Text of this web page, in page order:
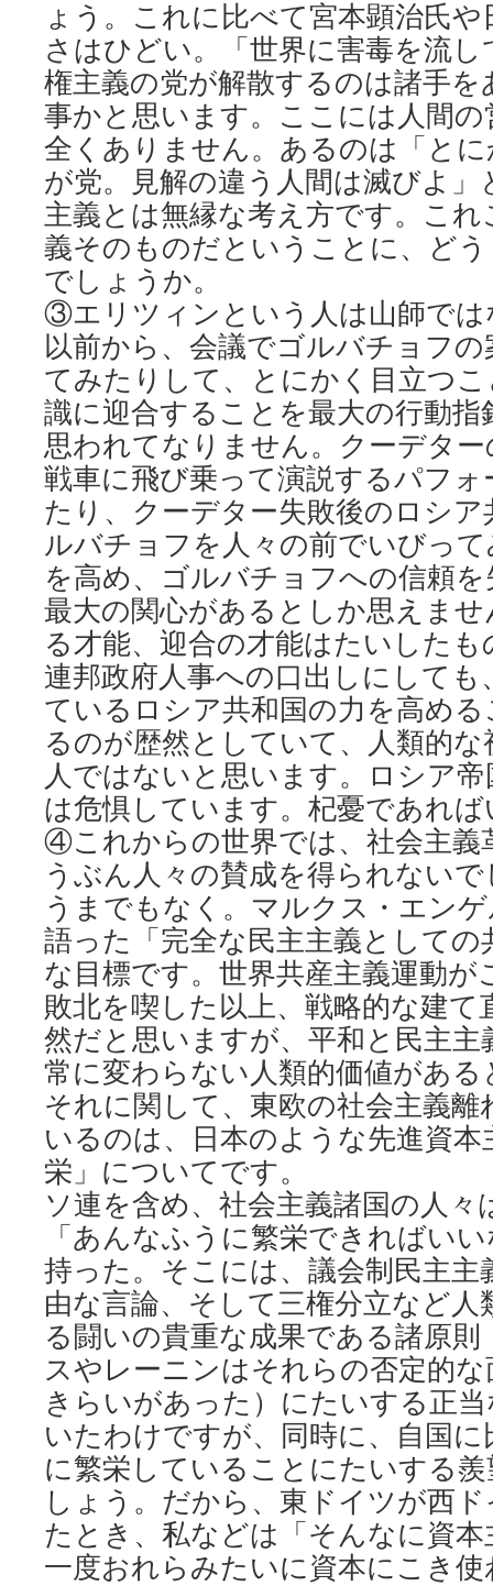
ょう。これに比べて宮本顕治氏
さはひどい。「世界に害毒を流
権主義の党が解散するのは諸手
事かと思います。ここには人間
全くありません。あるのは「と
が党。見解の違う人間は滅びよ
主義とは無縁な考え方です。こ
義そのものだということに、ど
でしょうか。
③エリツィンという人は山師では
以前から、会議でゴルバチョフ
てみたりして、とにかく目立つ
識に迎合することを最大の行動
思われてなりません。クーデタ
戦車に飛び乗って演説するパフ
たり、クーデター失敗後のロシア
ルバチョフを人々の前でいびっ
を高め、ゴルバチョフへの信頼
最大の関心があるとしか思えま
る才能、迎合の才能はたいした
連邦政府人事への口出しにしても
ているロシア共和国の力を高め
るのが歴然としていて、人類的
人ではないと思います。ロシア
は危惧しています。杞憂であれ
④これからの世界では、社会主義
うぶん人々の賛成を得られない
うまでもなく。マルクス・エン
語った「完全な民主主義としての
な目標です。世界共産主義運動が
敗北を喫した以上、戦略的な建て
然だと思いますが、平和と民主
常に変わらない人類的価値がある
それに関して、東欧の社会主義
いるのは、日本のような先進資本
栄」についてです。
ソ連を含め、社会主義諸国の人々
「あんなふうに繁栄できればい
持った。そこには、議会制民主主
由な言論、そして三権分立など人
る闘いの貴重な成果である諸原
スやレーニンはそれらの否定的
きらいがあった）にたいする正
いたわけですが、同時に、自国
に繁栄していることにたいする
しょう。だから、東ドイツが西
たとき、私などは「そんなに資
一度おれらみたいに資本にこき